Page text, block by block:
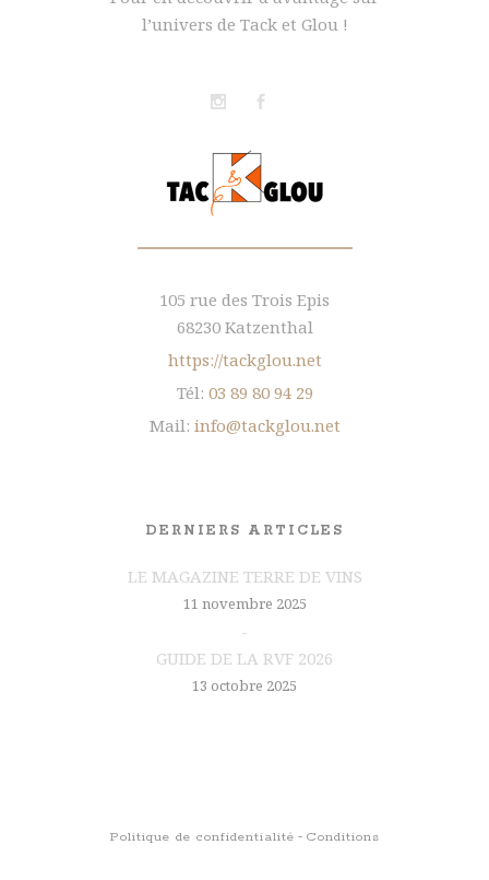
l’univers de Tack et Glou !
105 rue des Trois Epis
68230 Katzenthal
https://tackglou.net
Tél: 03 89 80 94 29
Mail: info@tackglou.net
DERNIERS ARTICLES
LE MAGAZINE TERRE DE VINS
11 novembre 2025
GUIDE DE LA RVF 2026
13 octobre 2025
Politique de confidentialité Conditions